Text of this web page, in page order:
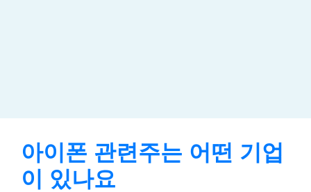
아이폰 관련주는 어떤 기업
이 있나요